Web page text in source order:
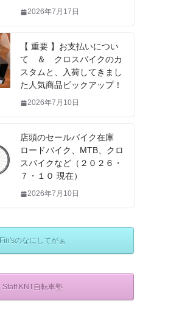
2026年7月17日
【 重要 】お支払いについ
て ＆ クロスバイクのカ
スタムと、入荷してきまし
た人気商品ピックアップ！
2026年7月10日
店頭のセールバイク在庫
ロードバイク、MTB、クロ
スバイクなど（２０２６・
７・１０ 現在）
2026年7月10日
Fin'sのなにしてがぁ
Staff KNT自転車塾